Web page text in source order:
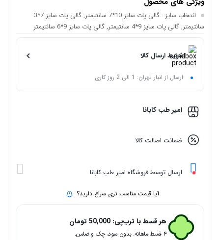
انتخاب سایز
: گالی پات سایز 10*7 سانتیمتر, گالی پات سایز 7*3
سانتیمتر, گالی پات سایز 9*4 سانتیمتر, گالی پات سایز 9*6 سانتیمتر
شرایط ارسال کالا
ارسال از انبار تهران: 1 الی 2 روز کاری
امیر طب کابانا
ضمانت اصالت کالا
ارسال توسط فروشگاه امیر طب کابانا
آیا قیمت مناسب تری سراغ دارید؟
هر قسط با ترب‌پی: 50,000 تومان
۴ قسط ماهانه. بدون سود، چک و ضامن.